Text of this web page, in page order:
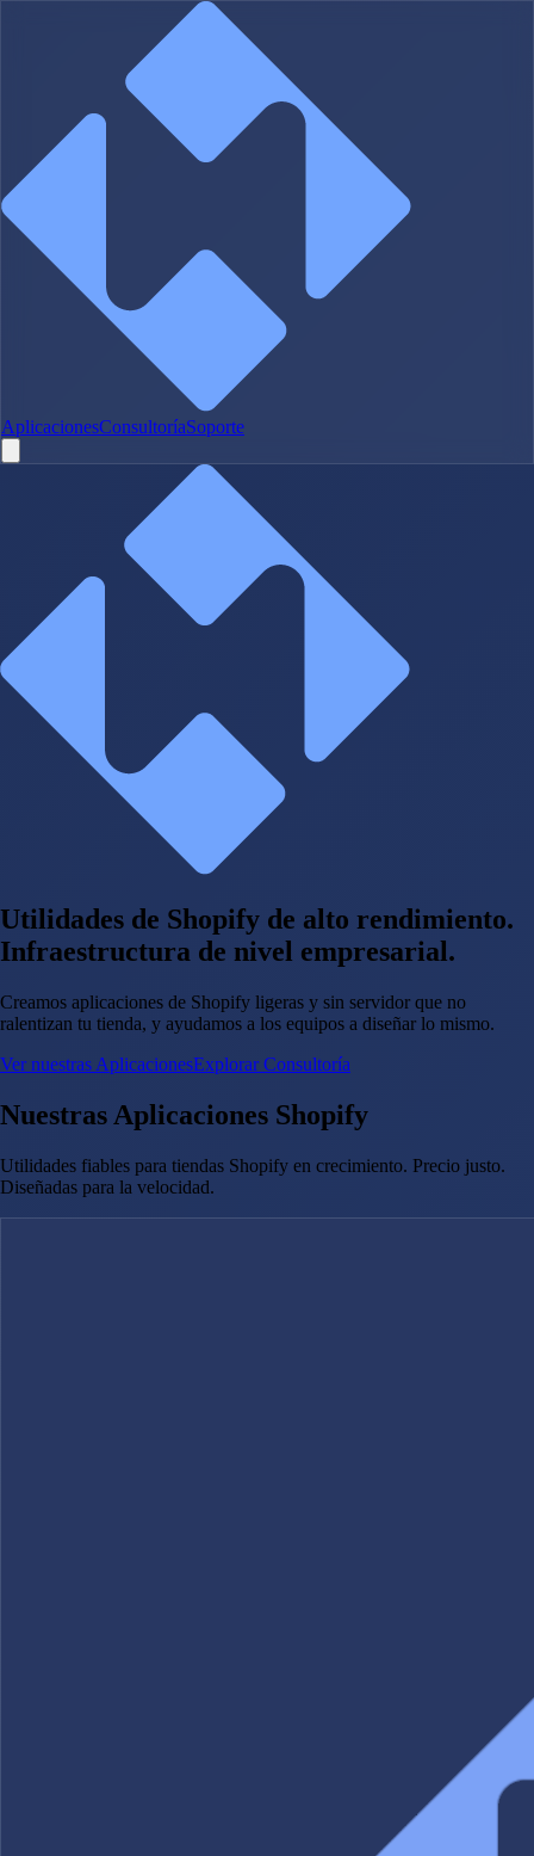
AplicacionesConsultoríaSoporte
Utilidades de Shopify de alto rendimiento.
Infraestructura de nivel empresarial.
Creamos aplicaciones de Shopify ligeras y sin servidor que no
ralentizan tu tienda, y ayudamos a los equipos a diseñar lo mismo.
Ver nuestras AplicacionesExplorar Consultoría
Nuestras Aplicaciones Shopify
Utilidades fiables para tiendas Shopify en crecimiento. Precio justo.
Diseñadas para la velocidad.